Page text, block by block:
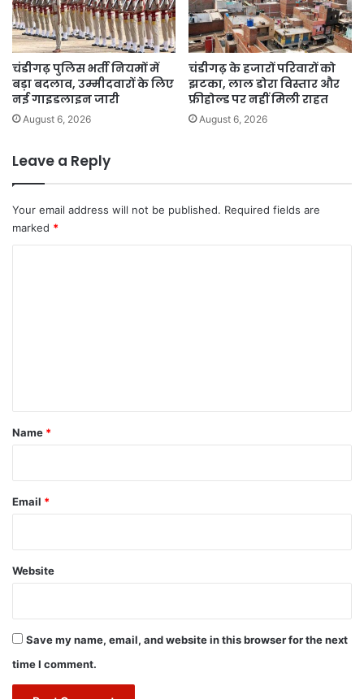
चंडीगढ़ पुलिस भर्ती नियमों में
बड़ा बदलाव, उम्मीदवारों के लिए
नई गाइडलाइन जारी
August 6, 2026
चंडीगढ़ के हजारों परिवारों को
झटका, लाल डोरा विस्तार और
फ्रीहोल्ड पर नहीं मिली राहत
August 6, 2026
Leave a Reply
Your email address will not be published. Required fields are
marked *
*
Name *
Email *
Website
Save my name, email, and website in this browser for the next
time I comment.